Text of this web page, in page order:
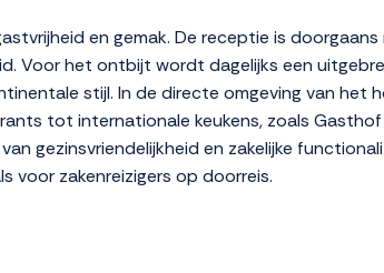
en gemak. De receptie is
Voor het ontbijt wordt dagelijks een
stijl. In de directe omgeving van het
tot internationale keukens, zoals Gasthof
gezinsvriendelijkheid en zakelijke
voor zakenreizigers op doorreis.